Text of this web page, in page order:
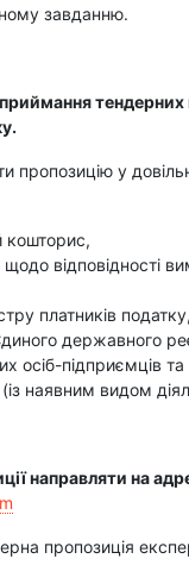
завданню.
тендерних
пропозицію у
кошторис,
відповідності
платників податку,
державного
осіб-підприємців
наявним видом
направляти на
пропозиція